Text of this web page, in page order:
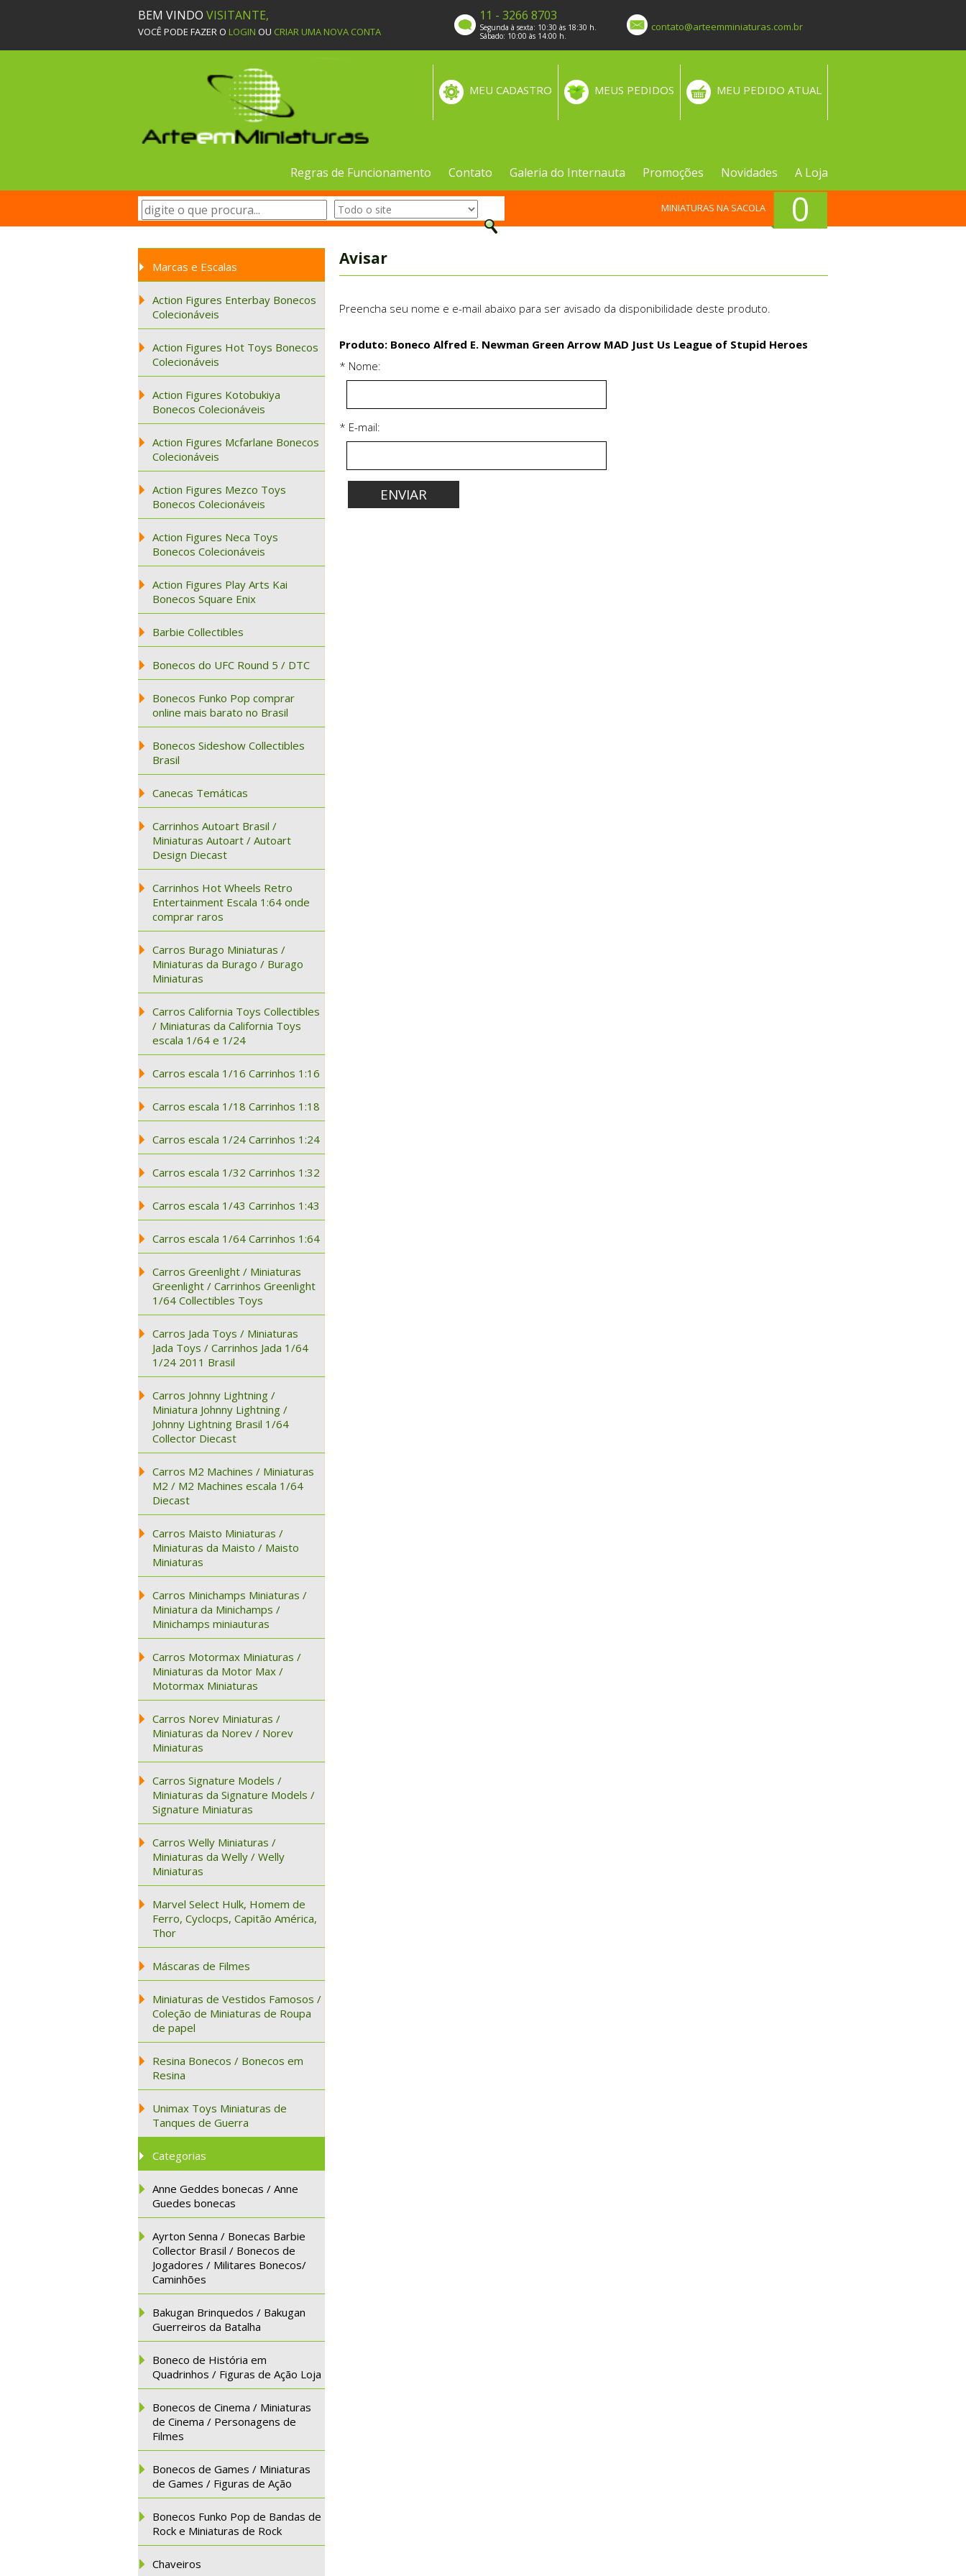
BEM VINDO VISITANTE,
VOCÊ PODE FAZER O LOGIN OU CRIAR UMA NOVA CONTA
11 - 3266 8703
Segunda à sexta: 10:30 às 18:30 h.
Sábado: 10:00 às 14:00 h.
contato@arteemminiaturas.com.br
MEU PEDIDO ATUAL
MEUS PEDIDOS
MEU CADASTRO
Regras de Funcionamento Contato Galeria do Internauta Promoções Novidades A Loja
0
MINIATURAS NA SACOLA
Marcas e Escalas
Action Figures Enterbay Bonecos
Colecionáveis
Action Figures Hot Toys Bonecos
Colecionáveis
Action Figures Kotobukiya
Bonecos Colecionáveis
Action Figures Mcfarlane Bonecos
Colecionáveis
Action Figures Mezco Toys
Bonecos Colecionáveis
Action Figures Neca Toys
Bonecos Colecionáveis
Action Figures Play Arts Kai
Bonecos Square Enix
Barbie Collectibles
Bonecos do UFC Round 5 / DTC
Bonecos Funko Pop comprar
online mais barato no Brasil
Bonecos Sideshow Collectibles
Brasil
Canecas Temáticas
Carrinhos Autoart Brasil /
Miniaturas Autoart / Autoart
Design Diecast
Carrinhos Hot Wheels Retro
Entertainment Escala 1:64 onde
comprar raros
Carros Burago Miniaturas /
Miniaturas da Burago / Burago
Miniaturas
Carros California Toys Collectibles
/ Miniaturas da California Toys
escala 1/64 e 1/24
Carros escala 1/16 Carrinhos 1:16
Carros escala 1/18 Carrinhos 1:18
Carros escala 1/24 Carrinhos 1:24
Carros escala 1/32 Carrinhos 1:32
Carros escala 1/43 Carrinhos 1:43
Carros escala 1/64 Carrinhos 1:64
Carros Greenlight / Miniaturas
Greenlight / Carrinhos Greenlight
1/64 Collectibles Toys
Carros Jada Toys / Miniaturas
Jada Toys / Carrinhos Jada 1/64
1/24 2011 Brasil
Carros Johnny Lightning /
Miniatura Johnny Lightning /
Johnny Lightning Brasil 1/64
Collector Diecast
Carros M2 Machines / Miniaturas
M2 / M2 Machines escala 1/64
Diecast
Carros Maisto Miniaturas /
Miniaturas da Maisto / Maisto
Miniaturas
Carros Minichamps Miniaturas /
Miniatura da Minichamps /
Minichamps miniauturas
Carros Motormax Miniaturas /
Miniaturas da Motor Max /
Motormax Miniaturas
Carros Norev Miniaturas /
Miniaturas da Norev / Norev
Miniaturas
Carros Signature Models /
Miniaturas da Signature Models /
Signature Miniaturas
Carros Welly Miniaturas /
Miniaturas da Welly / Welly
Miniaturas
Marvel Select Hulk, Homem de
Ferro, Cyclocps, Capitão América,
Thor
Máscaras de Filmes
Miniaturas de Vestidos Famosos /
Coleção de Miniaturas de Roupa
de papel
Resina Bonecos / Bonecos em
Resina
Unimax Toys Miniaturas de
Tanques de Guerra
Categorias
Anne Geddes bonecas / Anne
Guedes bonecas
Ayrton Senna / Bonecas Barbie
Collector Brasil / Bonecos de
Jogadores / Militares Bonecos/
Caminhões
Bakugan Brinquedos / Bakugan
Guerreiros da Batalha
Boneco de História em
Quadrinhos / Figuras de Ação Loja
Bonecos de Cinema / Miniaturas
de Cinema / Personagens de
Filmes
Bonecos de Games / Miniaturas
de Games / Figuras de Ação
Bonecos Funko Pop de Bandas de
Rock e Miniaturas de Rock
Chaveiros
Avisar
Preencha seu nome e e-mail abaixo para ser avisado da disponibilidade deste produto.
Produto: Boneco Alfred E. Newman Green Arrow MAD Just Us League of Stupid Heroes
* Nome:
* E-mail: